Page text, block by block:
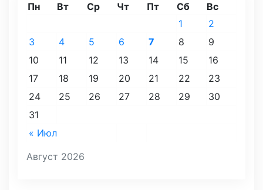
Август 2026
Пн Вт Ср Чт Пт Сб Вс
« Июл
1
2
3
4 5 6 7 8
9
10
11 12 13 14 15
16
17
18 19 20 21 22
23
24
25 26 27 28 29
30
31